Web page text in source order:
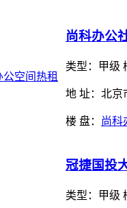
尚科办公
类型： 甲级
地 址：北京
楼 盘： 尚科
冠捷国投
类型： 甲级